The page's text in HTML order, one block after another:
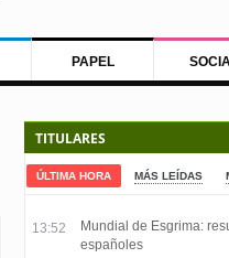
PAPEL
TITULARES
ÚLTIMA HORA MÁS LEÍDAS
13:52
Mundial de Esgrima:
españoles